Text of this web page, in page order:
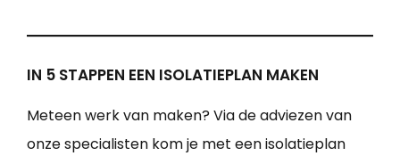
IN 5 STAPPEN EEN ISOLATIEPLAN MAKEN
Meteen werk van maken? Via de adviezen van
onze specialisten kom je met een isolatieplan